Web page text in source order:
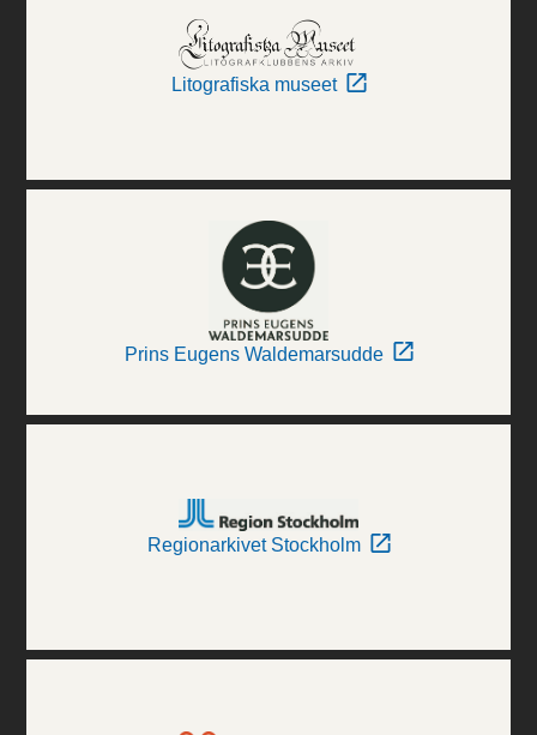
Litografiska museet
Prins Eugens Waldemarsudde
Regionarkivet Stockholm